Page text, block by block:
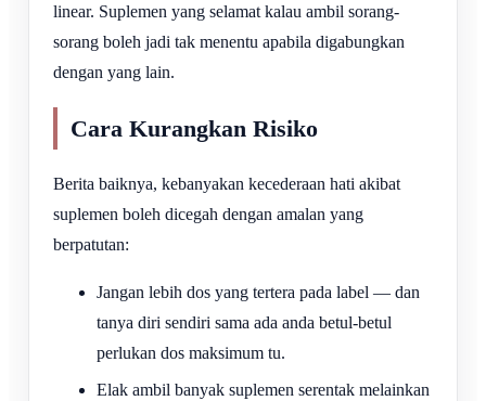
linear. Suplemen yang selamat kalau ambil sorang-
sorang boleh jadi tak menentu apabila digabungkan
dengan yang lain.
Cara Kurangkan Risiko
Berita baiknya, kebanyakan kecederaan hati akibat
suplemen boleh dicegah dengan amalan yang
berpatutan:
Jangan lebih dos yang tertera pada label — dan
tanya diri sendiri sama ada anda betul-betul
perlukan dos maksimum tu.
Elak ambil banyak suplemen serentak melainkan